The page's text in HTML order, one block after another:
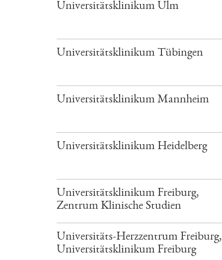
Universitätsklinikum Ulm
Universitätsklinikum Tübingen
Universitätsklinikum Mannheim
Universitätsklinikum Heidelberg
Universitätsklinikum Freiburg,
Zentrum Klinische Studien
Universitäts-Herzzentrum Freiburg,
Universitätsklinikum Freiburg